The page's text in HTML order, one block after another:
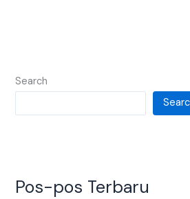
Search
Pos-pos Terbaru